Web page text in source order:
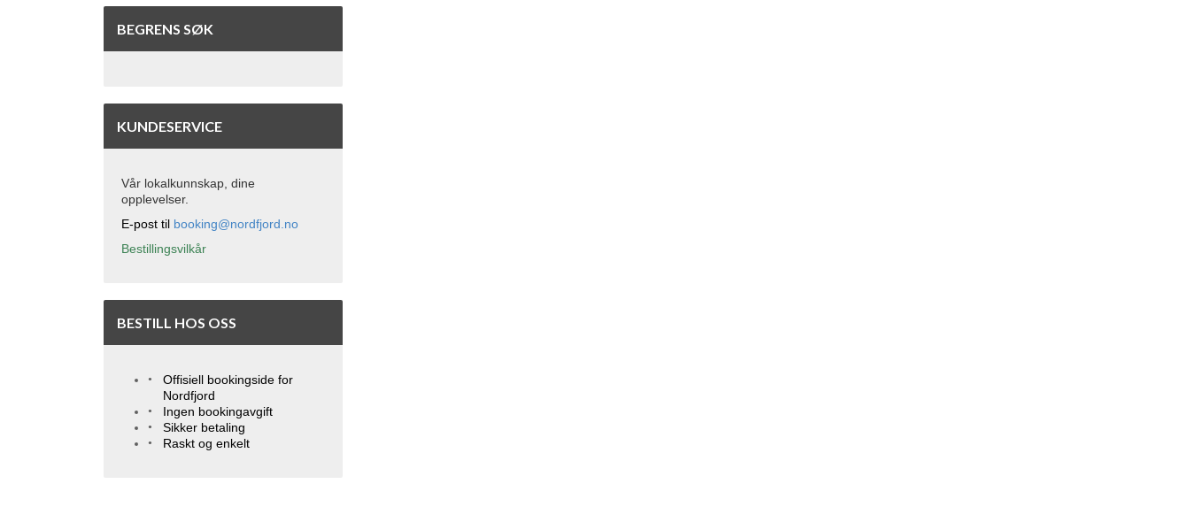
BEGRENS SØK
KUNDESERVICE
Vår lokalkunnskap, dine
opplevelser.
E-post til booking@nordfjord.no
Bestillingsvilkår
BESTILL HOS OSS
Offisiell bookingside for
Nordfjord
Ingen bookingavgift
Sikker betaling
Raskt og enkelt